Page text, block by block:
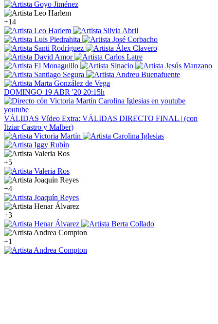
+14
DOMINGO 19 ABR '20 20:15h
youtube
VÁLIDAS Vídeo Extra: VÁLIDAS DIRECTO FINAL | (con
Itziar Castro y Malber)
+5
+4
+3
+1